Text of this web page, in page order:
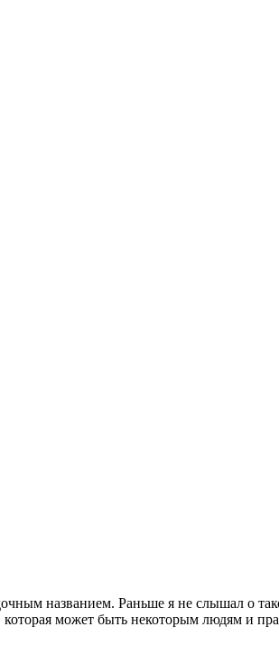
названием. Раньше я не слышал о
может быть некоторым людям и